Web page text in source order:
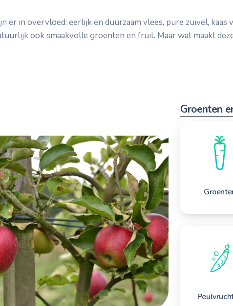
er in overvloed: eerlijk en duurzaam vlees, pure zuivel,
ook smaakvolle groenten en fruit. Maar wat maakt
Groenten